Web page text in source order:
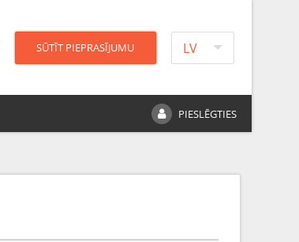
LV
SŪTĪT PIEPRASĪJUMU
PIESLĒGTIES